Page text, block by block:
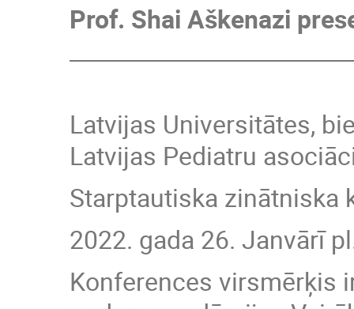
Prof. Shai Aškenazi
Latvijas Universitātes,
Latvijas Pediatru
Starptautiska zinātniska
2022. gada 26. Janvārī
Konferences virsmērķis